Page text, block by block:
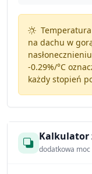
na dachu w
-0.29%/°C
każdy stopień
Kalkulator
dodatkowa moc